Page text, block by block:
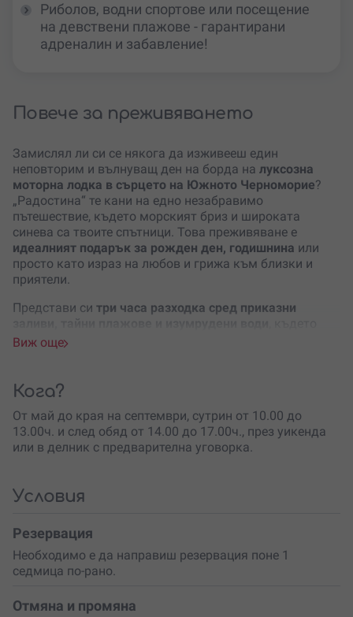
Риболов, водни спортове или посещение
на девствени плажове - гарантирани
адреналин и забавление!
Повече за преживяването
Замислял ли си се някога да изживееш един
неповторим и вълнуващ ден на борда на луксозна
моторна лодка в сърцето на Южното Черноморие?
„Радостина“ те кани на едно незабравимо
пътешествие, където морският бриз и широката
синева са твоите спътници. Това преживяване е
идеалният подарък за рожден ден, годишнина или
просто като израз на любов и грижа към близки и
приятели.
Представи си три часа разходка сред приказни
всяка минута е изпълнена с радост и свобода. Ще
борда на „Радостина“ те очаква не само комфорт, но и
изисканост. Включени са напитки по избор,
качествено обслужване и, разбира се, професионален
капитан, който ще те отведе до най-закътаните
кътчета на нашето прекрасно море.
водни ски до
духове. И не забравяй, лодката разполага с видео
камера за заснемане на твоите незабравими моменти,
така че спомените да останат вечни.
Разходка в Бургаския залив с посещение на
Виж още
Кога?
От май до края на септември, сутрин от 10.00 до
13.00ч. и след обяд от 14.00 до 17.00ч., през уикенда
или в делник с предварителна уговорка.
Условия
Резервация
Необходимо е да направиш резервация поне 1
седмица по-рано.
Отмяна и промяна